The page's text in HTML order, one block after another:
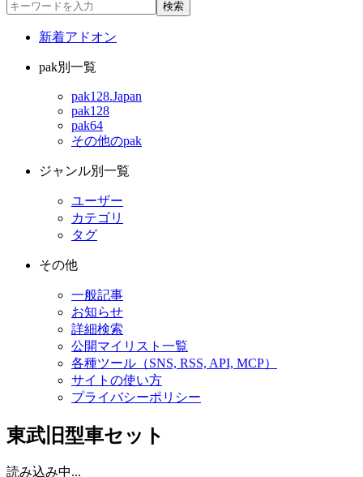
検索
新着アドオン
pak別一覧
pak128.Japan
pak128
pak64
その他のpak
ジャンル別一覧
ユーザー
カテゴリ
タグ
その他
一般記事
お知らせ
詳細検索
公開マイリスト一覧
各種ツール（SNS, RSS, API, MCP）
サイトの使い方
プライバシーポリシー
東武旧型車セット
読み込み中...